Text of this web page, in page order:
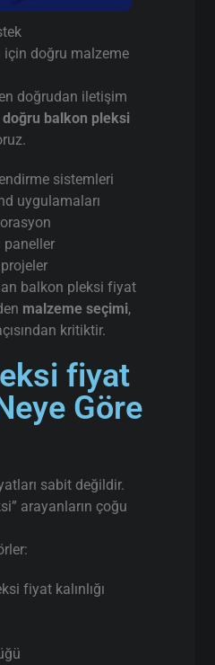
için doğru malzeme
doğrudan iletişim
doğru balkon pleksi
sistemleri
uygulamaları
paneller
balkon pleksi fiyat
malzeme seçimi,
kritiktir.
fiyat
Göre
sabit değildir.
arayanların çoğu
fiyat kalınlığı